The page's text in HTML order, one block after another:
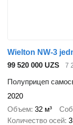
Wielton NW-3
99 520 000 UZS
7
Полуприцеп
2020
Объем 32 м³
Количество осей 3